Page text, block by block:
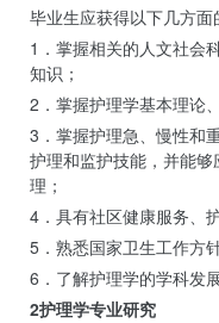
毕业生应获得以下几方面
1．掌握相关的人文社会
知识；
2．掌握护理学基本理论
3．掌握护理急、慢性和
护理和监护技能，并能
理；
4．具有社区健康服务、
5．熟悉国家卫生工作方
6．了解护理学的学科发展
2护理学专业研究